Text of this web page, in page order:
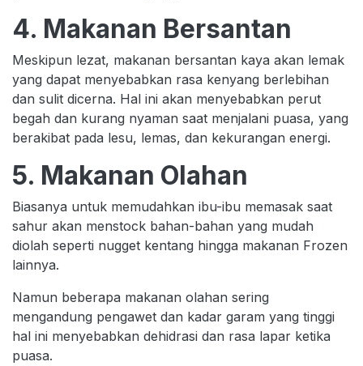
4. Makanan Bersantan
Meskipun lezat, makanan bersantan kaya akan lemak
yang dapat menyebabkan rasa kenyang berlebihan
dan sulit dicerna. Hal ini akan menyebabkan perut
begah dan kurang nyaman saat menjalani puasa, yang
berakibat pada lesu, lemas, dan kekurangan energi.
5. Makanan Olahan
Biasanya untuk memudahkan ibu-ibu memasak saat
sahur akan menstock bahan-bahan yang mudah
diolah seperti nugget kentang hingga makanan Frozen
lainnya.
Namun beberapa makanan olahan sering
mengandung pengawet dan kadar garam yang tinggi
hal ini menyebabkan dehidrasi dan rasa lapar ketika
puasa.